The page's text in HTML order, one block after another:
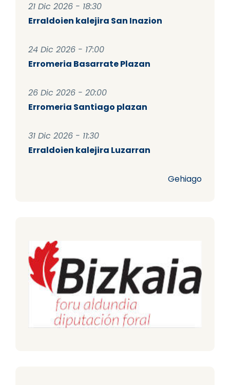
21 Dic 2026 - 18:30
Erraldoien kalejira San Inazion
24 Dic 2026 - 17:00
Erromeria Basarrate Plazan
26 Dic 2026 - 20:00
Erromeria Santiago plazan
31 Dic 2026 - 11:30
Erraldoien kalejira Luzarran
Gehiago